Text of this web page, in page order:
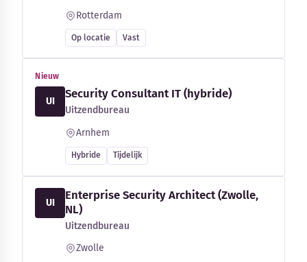
Rotterdam
Op locatie Vast
Nieuw
UI
Security Consultant IT (hybride)
Uitzendbureau
Arnhem
Hybride Tijdelijk
UI
Enterprise Security Architect (Zwolle,
NL)
Uitzendbureau
Zwolle